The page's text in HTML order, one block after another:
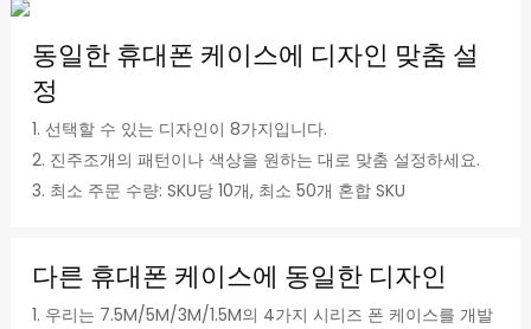
동일한 휴대폰 케이스에 디자인 맞춤 설
정
1. 선택할 수 있는 디자인이 8가지입니다.
2. 진주조개의 패턴이나 색상을 원하는 대로 맞춤 설정하세요.
3. 최소 주문 수량: SKU당 10개, 최소 50개 혼합 SKU
다른 휴대폰 케이스에 동일한 디자인
1. 우리는 7.5M/5M/3M/1.5M의 4가지 시리즈 폰 케이스를 개발